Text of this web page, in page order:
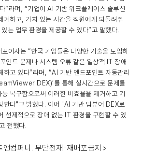
”라며, “기업이 AI 기반 워크플레이스 솔루션
거하고, 가치 있는 시간을 직원에게 되돌려주
는 업무 환경을 제공할 수 있다”고 말했다.
이사는 “한국 기업들은 다양한 기술을 도입하
인트 문제나 시스템 오류 같은 일상적 IT 장애
하고 있다”라며, “AI 기반 엔드포인트 자동관리
DEX)’를 통해 실시간으로 문제를
복구함으로써 이러한 비효율을 제거하고 기
한다"고 밝혔다. 이어 "AI 기반 팀뷰어 DEX로
선제적으로 장애 없는 IT 환경을 구현할 수 있
전했다.
컴퍼니. 무단전재-재배포금지>